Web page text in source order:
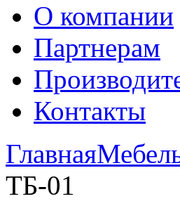
О компании
Партнерам
Контакты
Главная
ТБ-01